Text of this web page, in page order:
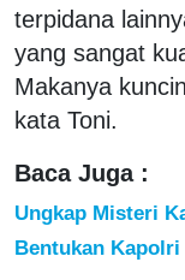
terpidana
yang sangat
Makanya
kata Toni.
Baca Juga :
Ungkap Misteri
Bentukan